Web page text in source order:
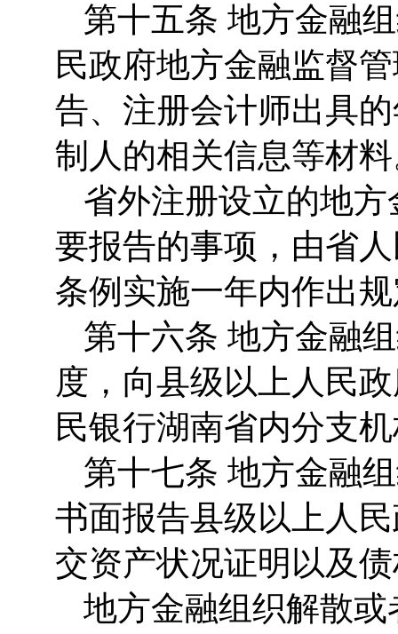
第十五条 地方金融
民政府地方金融监督
告、注册会计师出具
制人的相关信息等材
省外注册设立的地
要报告的事项，由省
条例实施一年内作出
第十六条 地方金融
度，向县级以上人民
民银行湖南省内分支
第十七条 地方金融
书面报告县级以上人
交资产状况证明以及
地方金融组织解散